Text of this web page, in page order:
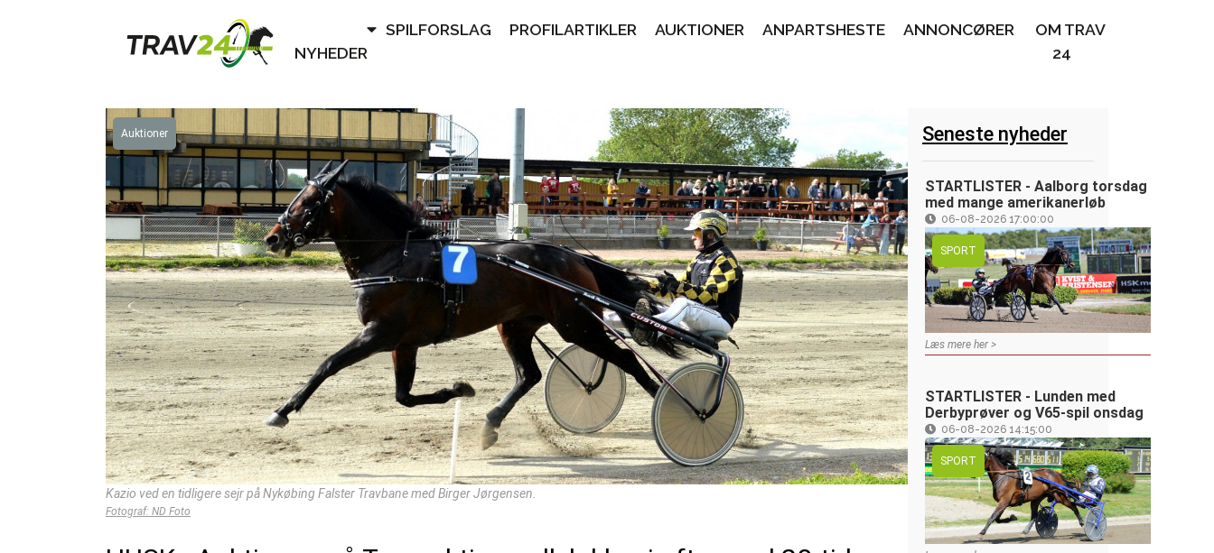
Auktioner
Kazio ved en tidligere sejr på Nykøbing Falster Travbane med Birger Jørgensen.
Fotograf: ND Foto
Seneste nyheder
STARTLISTER - Aalborg torsdag
med mange amerikanerløb
06-08-2026 17:00:00
SPORT
Læs mere her >
STARTLISTER - Lunden med
Derbyprøver og V65-spil onsdag
06-08-2026 14:15:00
SPORT
NYHEDER
SPILFORSLAG PROFILARTIKLER AUKTIONER ANPARTSHESTE ANNONCØRER
OM TRAV
24